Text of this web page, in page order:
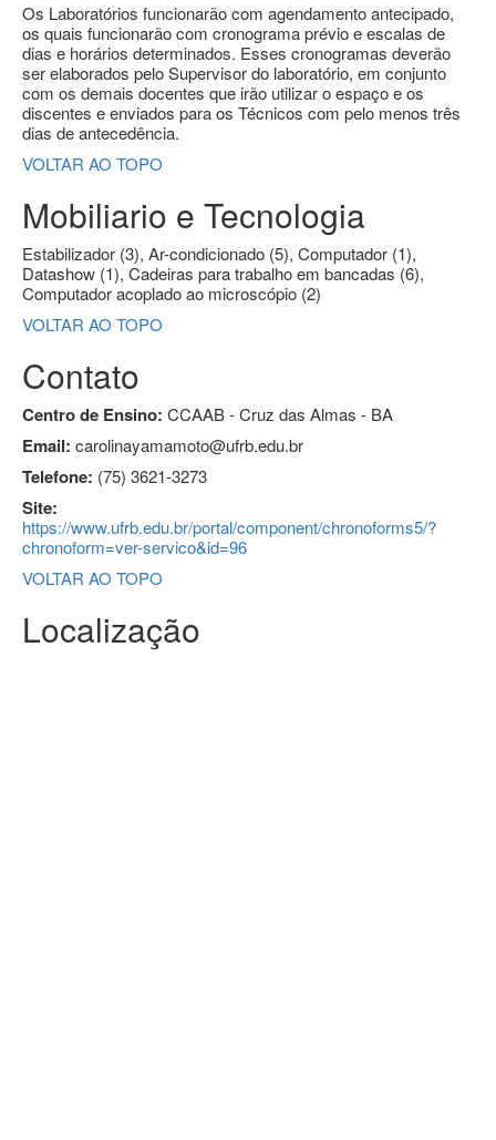
Os Laboratórios funcionarão com agendamento antecipado,
os quais funcionarão com cronograma prévio e escalas de
dias e horários determinados. Esses cronogramas deverão
ser elaborados pelo Supervisor do laboratório, em conjunto
com os demais docentes que irão utilizar o espaço e os
discentes e enviados para os Técnicos com pelo menos três
dias de antecedência.
VOLTAR AO TOPO
Mobiliario e Tecnologia
Estabilizador (3), Ar-condicionado (5), Computador (1),
Datashow (1), Cadeiras para trabalho em bancadas (6),
Computador acoplado ao microscópio (2)
VOLTAR AO TOPO
Contato
Centro de Ensino: CCAAB - Cruz das Almas - BA
Email: carolinayamamoto@ufrb.edu.br
Telefone: (75) 3621-3273
Site:
https://www.ufrb.edu.br/portal/component/chronoforms5/?
chronoform=ver-servico&id=96
VOLTAR AO TOPO
Localização